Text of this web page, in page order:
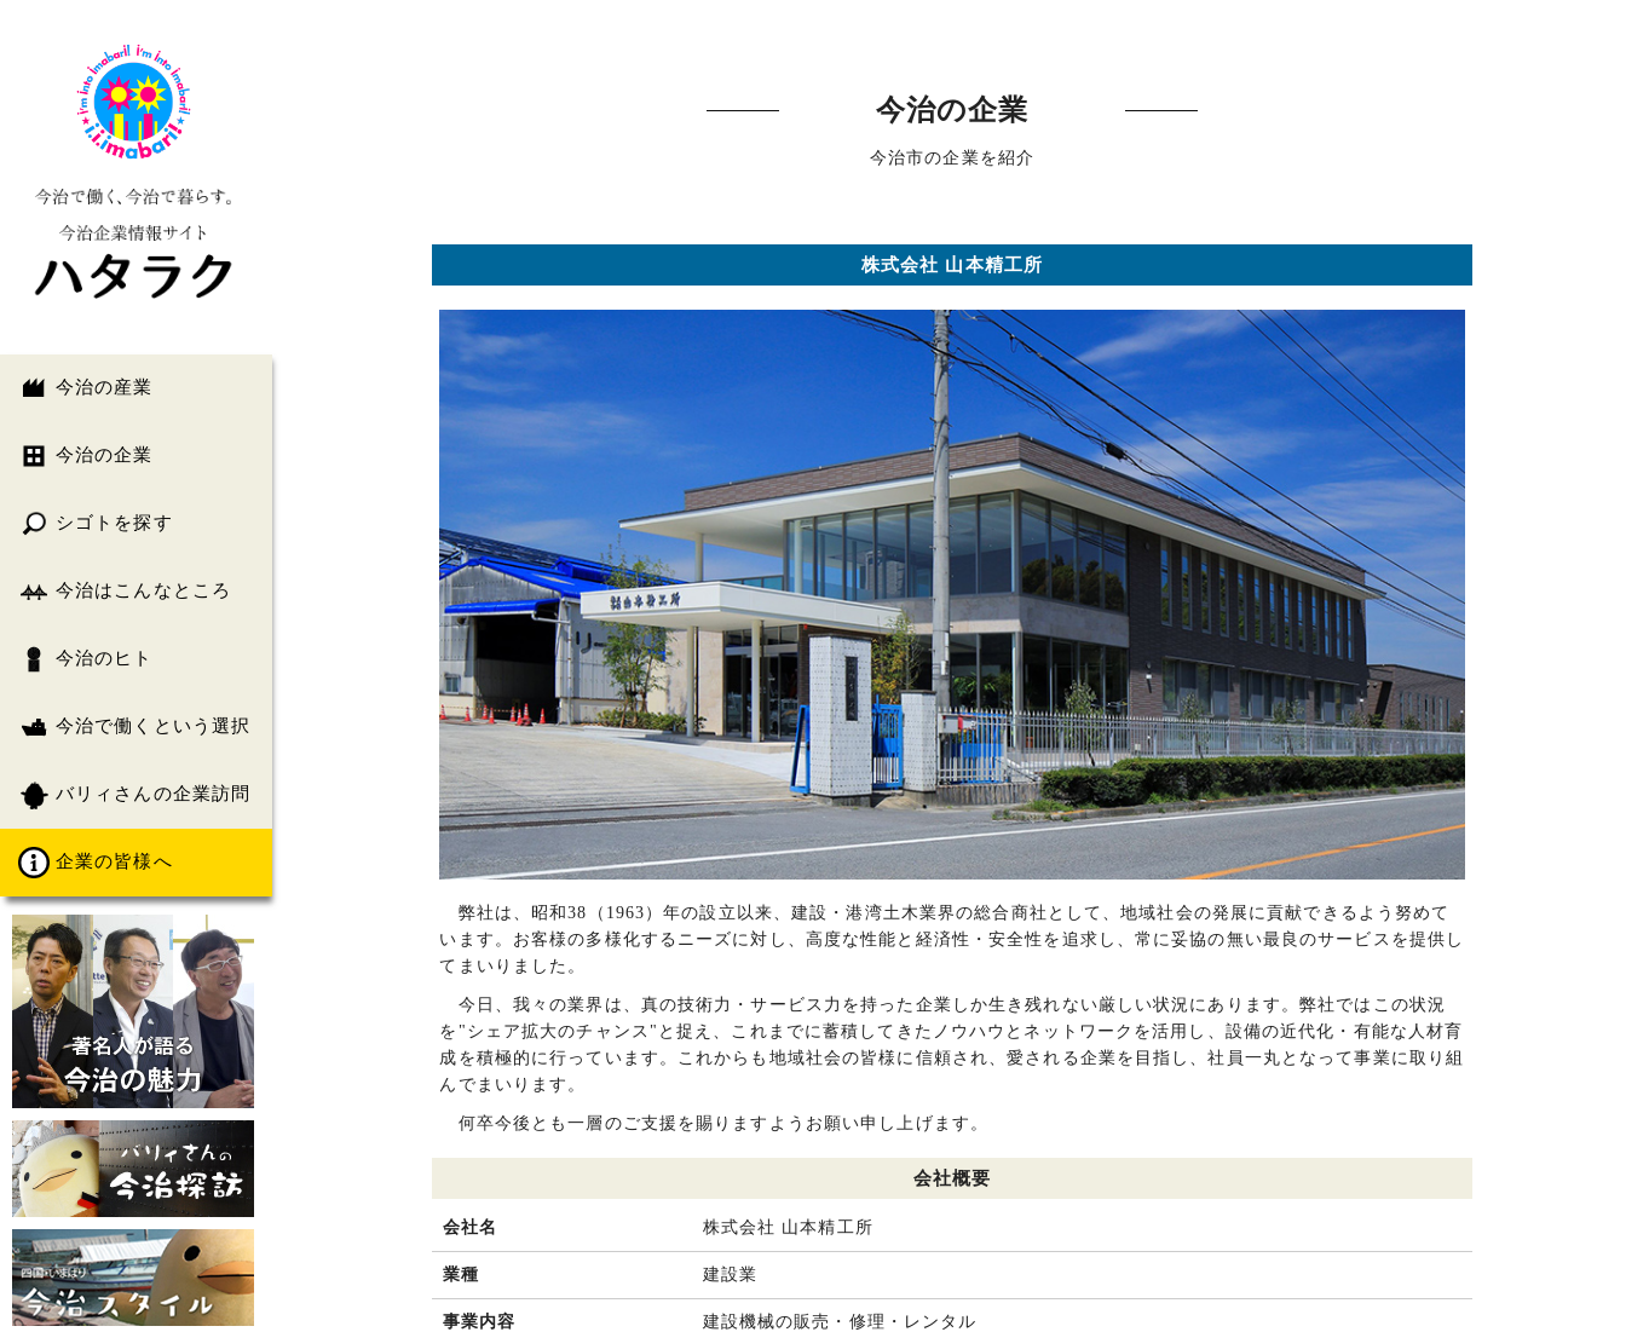
今治の産業
今治の企業
シゴトを探す
今治はこんなところ
今治のヒト
今治で働くという選択
バリィさんの企業訪問
企業の皆様へ
今治の企業
今治市の企業を紹介
株式会社 山本精工所
弊社は、昭和38（1963）年の設立以来、建設・港湾土木業界の総合商社として、地域社会の発展に貢献できるよう努めて
います。お客様の多様化するニーズに対し、高度な性能と経済性・安全性を追求し、常に妥協の無い最良のサービスを提供し
てまいりました。
今日、我々の業界は、真の技術力・サービス力を持った企業しか生き残れない厳しい状況にあります。弊社ではこの状況
を"シェア拡大のチャンス"と捉え、これまでに蓄積してきたノウハウとネットワークを活用し、設備の近代化・有能な人材育
成を積極的に行っています。これからも地域社会の皆様に信頼され、愛される企業を目指し、社員一丸となって事業に取り組
んでまいります。
何卒今後とも一層のご支援を賜りますようお願い申し上げます。
会社概要
会社名 株式会社 山本精工所
業種 建設業
事業内容
建設機械の販売・修理・レンタル